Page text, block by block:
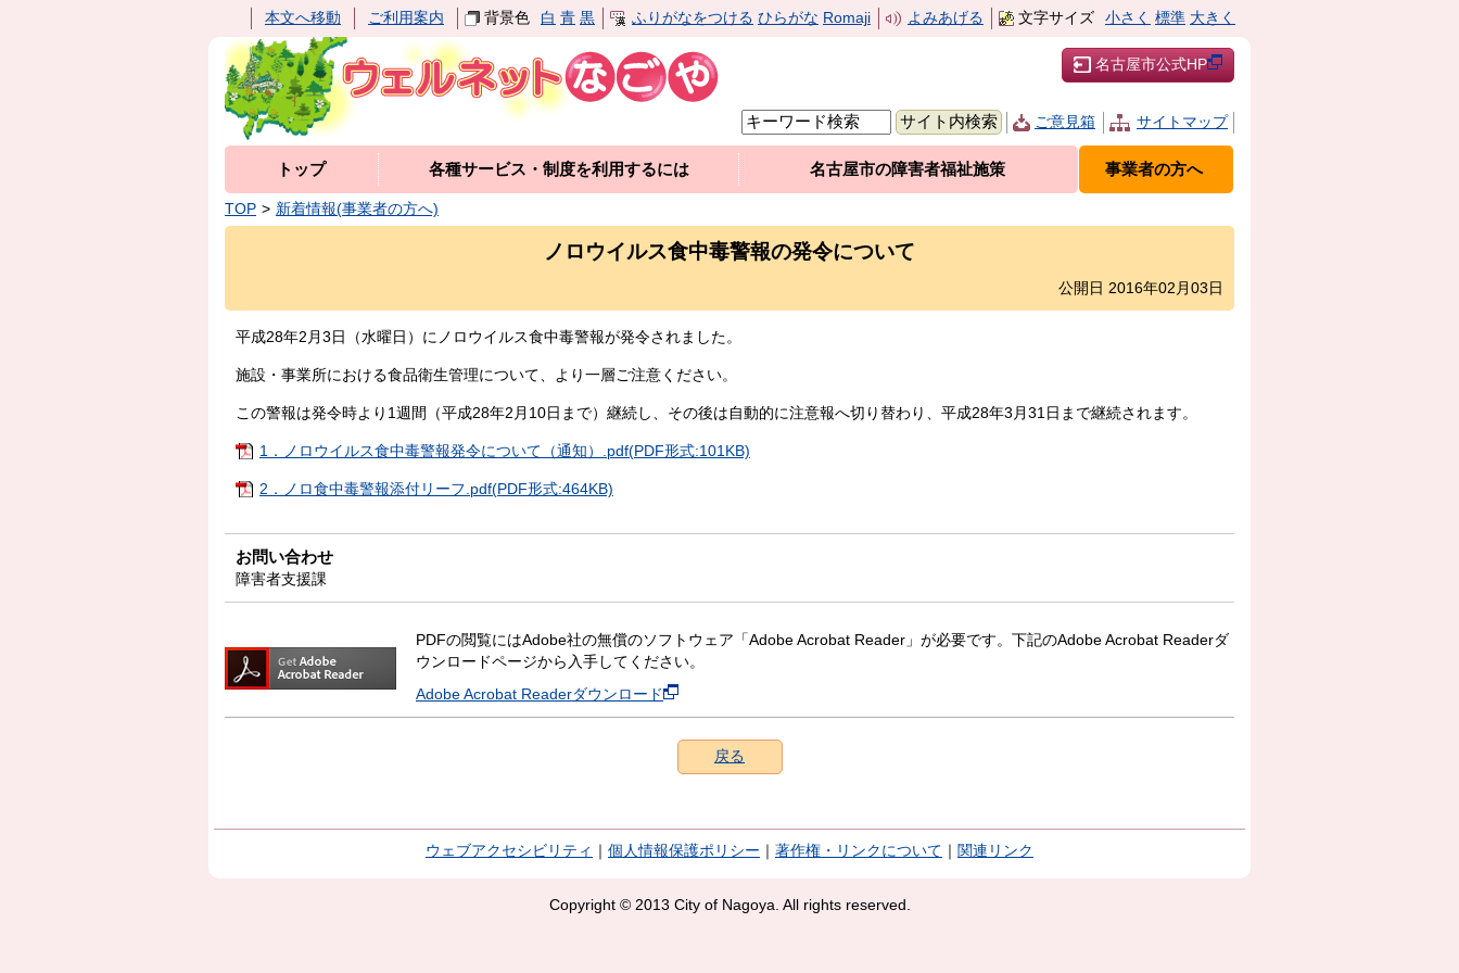
本文へ移動 ご利用案内 背景色 白 青 黒 ふりがなをつける ひらがな Romaji よみあげる 文字サイズ 小さく 標準 大きく
名古屋市公式HP
ご意見箱 サイトマップ
トップ 各種サービス・制度を利用するには 名古屋市の障害者福祉施策 事業者の方へ
TOP 新着情報(事業者の方へ)
ノロウイルス食中毒警報の発令について
公開日 2016年02月03日
平成28年2月3日（水曜日）にノロウイルス食中毒警報が発令されました。
施設・事業所における食品衛生管理について、より一層ご注意ください。
この警報は発令時より1週間（平成28年2月10日まで）継続し、その後は自動的に注意報へ切り替わり、平成28年3月31日まで継続されます。
1．ノロウイルス食中毒警報発令について（通知）.pdf(PDF形式:101KB)
2．ノロ食中毒警報添付リーフ.pdf(PDF形式:464KB)
お問い合わせ
障害者支援課
PDFの閲覧にはAdobe社の無償のソフトウェア「Adobe Acrobat Reader」が必要です。下記のAdobe Acrobat Readerダ
ウンロードページから入手してください。
Adobe Acrobat Readerダウンロード
戻る
ウェブアクセシビリティ 個人情報保護ポリシー 著作権・リンクについて 関連リンク
Copyright © 2013 City of Nagoya. All rights reserved.